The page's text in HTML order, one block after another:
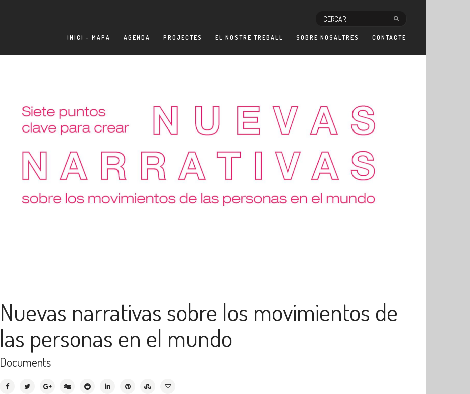
INICI – MAPA AGENDA PROJECTES EL NOSTRE TREBALL SOBRE NOSALTRES CONTACTE
Nuevas narrativas sobre los movimientos de
las personas en el mundo
Documents